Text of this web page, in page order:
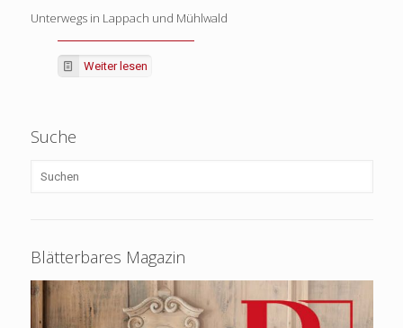
Unterwegs in Lappach und Mühlwald
Weiter lesen
Suche
Blätterbares Magazin